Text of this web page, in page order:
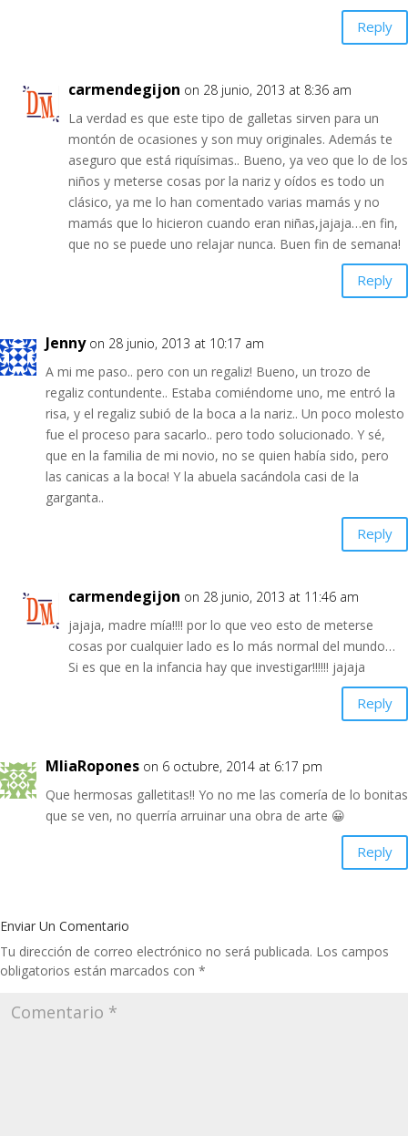
Reply
carmendegijon on 28 junio, 2013 at 8:36 am
La verdad es que este tipo de galletas sirven para un
montón de ocasiones y son muy originales. Además te
aseguro que está riquísimas.. Bueno, ya veo que lo de los
niños y meterse cosas por la nariz y oídos es todo un
clásico, ya me lo han comentado varias mamás y no
mamás que lo hicieron cuando eran niñas,jajaja…en fin,
que no se puede uno relajar nunca. Buen fin de semana!
Reply
Jenny on 28 junio, 2013 at 10:17 am
A mi me paso.. pero con un regaliz! Bueno, un trozo de
regaliz contundente.. Estaba comiéndome uno, me entró la
risa, y el regaliz subió de la boca a la nariz.. Un poco molesto
fue el proceso para sacarlo.. pero todo solucionado. Y sé,
que en la familia de mi novio, no se quien había sido, pero
las canicas a la boca! Y la abuela sacándola casi de la
garganta..
Reply
carmendegijon on 28 junio, 2013 at 11:46 am
jajaja, madre mía!!!! por lo que veo esto de meterse
cosas por cualquier lado es lo más normal del mundo…
Si es que en la infancia hay que investigar!!!!!! jajaja
Reply
MliaRopones on 6 octubre, 2014 at 6:17 pm
Que hermosas galletitas!! Yo no me las comería de lo bonitas
que se ven, no querría arruinar una obra de arte 😀
Reply
Enviar Un Comentario
Tu dirección de correo electrónico no será publicada. Los campos
obligatorios están marcados con *